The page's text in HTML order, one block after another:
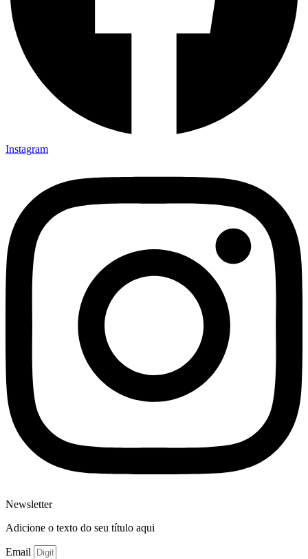
Instagram
Newsletter
Adicione o texto do seu título aqui
Email